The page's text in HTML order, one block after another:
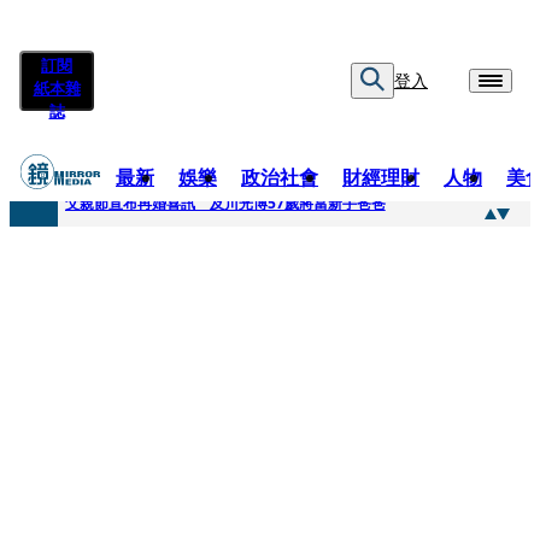
訂閱
紙本雜
誌
登入
最新 娛樂 政治社會 財經理財 人物 美
快訊
父親節宣布再婚喜訊 及川光博57歲將當新手爸爸